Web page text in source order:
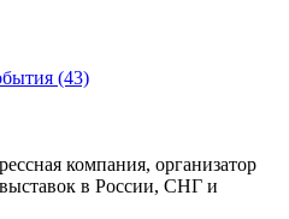
(43)
компания, организатор
в России, СНГ и